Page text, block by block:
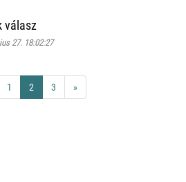
válasz
27. 18:02:27
1 2 3 »